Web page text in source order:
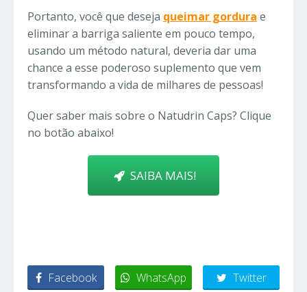
Portanto, você que deseja queimar gordura e
eliminar a barriga saliente em pouco tempo,
usando um método natural, deveria dar uma
chance a esse poderoso suplemento que vem
transformando a vida de milhares de pessoas!
Quer saber mais sobre o Natudrin Caps? Clique
no botão abaixo!
SAIBA MAIS!
Facebook WhatsApp Twitter